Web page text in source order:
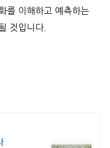
를 이해하고 예측하는
것입니다.